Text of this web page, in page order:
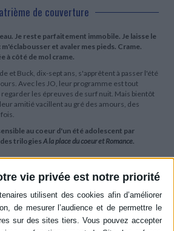
vie privée est notre priorité
de couverture
Je reste parfaitement immobile. Je laisse le
et avaler mes pieds. Crame.
à côté de mol crame.
et Buck, dix-sept ans, s'apprêtent à passer l'été
Avec les JO, leur programme est tout
les épreuves de surf nuit. Mais bientôt
amitié vacillent au gré des amours, des
au coeur d'un été adolescent par
trilogies A la place du coeur et Romance.
Mollat en relation
livres